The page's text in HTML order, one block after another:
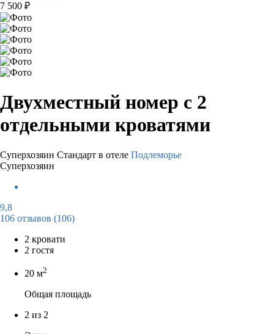
7 500 ₽
Двухместный номер с 2
отдельными кроватями
Суперхозяин Стандарт в отеле Подлеморье
Суперхозяин
9,8
106 отзывов (106)
2 кровати
2 гостя
20 м2
Общая площадь
2 из 2